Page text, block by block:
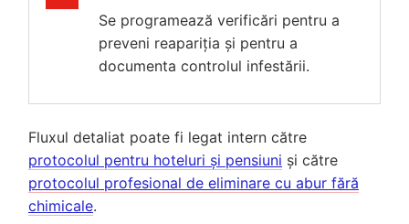
Se programează verificări pentru a
preveni reapariția și pentru a
documenta controlul infestării.
Fluxul detaliat poate fi legat intern către
protocolul pentru hoteluri și pensiuni și către
protocolul profesional de eliminare cu abur fără
chimicale.